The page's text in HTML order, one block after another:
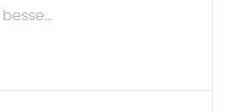
besse...